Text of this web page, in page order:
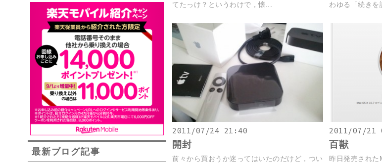
最新ブログ記事
てたっけ？というわけで，懐...
わゆる「続きを
2011/07/24 21:40
開封
前々から買おうか迷ってはいたのだけど，つい
2011/07/21
百獣
昨日発売され